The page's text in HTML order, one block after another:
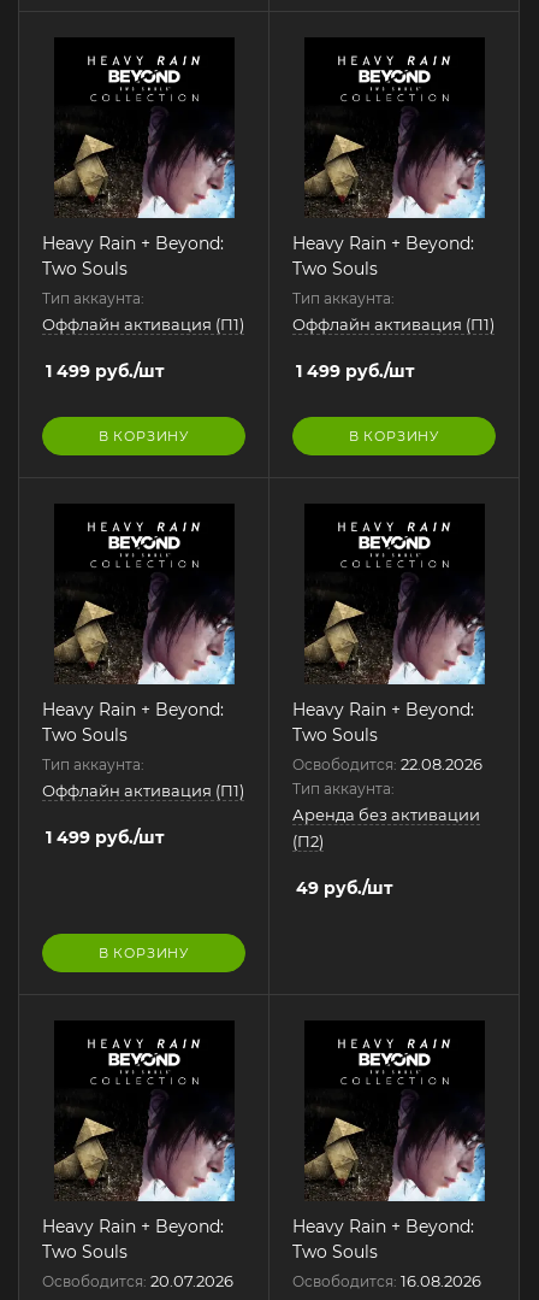
Heavy Rain + Beyond:
Two Souls
Тип аккаунта:
Оффлайн активация (П1)
1 499 руб./шт
В КОРЗИНУ
Heavy Rain + Beyond:
Two Souls
Тип аккаунта:
Оффлайн активация (П1)
1 499 руб./шт
В КОРЗИНУ
Heavy Rain + Beyond:
Two Souls
Тип аккаунта:
Оффлайн активация (П1)
1 499 руб./шт
В КОРЗИНУ
Heavy Rain + Beyond:
Two Souls
Освободится: 22.08.2026
Тип аккаунта:
Аренда без активации
(П2)
49 руб./шт
Heavy Rain + Beyond:
Two Souls
Освободится: 20.07.2026
Heavy Rain + Beyond:
Two Souls
Освободится: 16.08.2026